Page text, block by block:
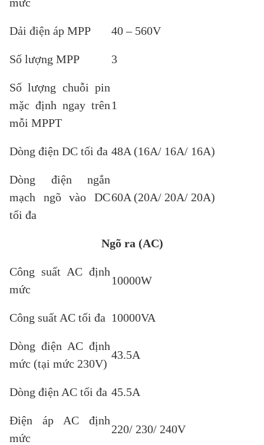
Dải điện áp MPP 40 – 560V
Số lượng MPP 3
Số lượng chuỗi pin
mặc định ngay trên
mỗi MPPT
1
Dòng điện DC tối đa 48A (16A/ 16A/ 16A)
Dòng điện ngắn
mạch ngõ vào DC
tối đa
60A (20A/ 20A/ 20A)
Ngõ ra (AC)
Công suất AC định
mức
10000W
Công suất AC tối đa 10000VA
Dòng điện AC định
mức (tại mức 230V)
43.5A
Dòng điện AC tối đa 45.5A
Điện áp AC định
mức
220/ 230/ 240V